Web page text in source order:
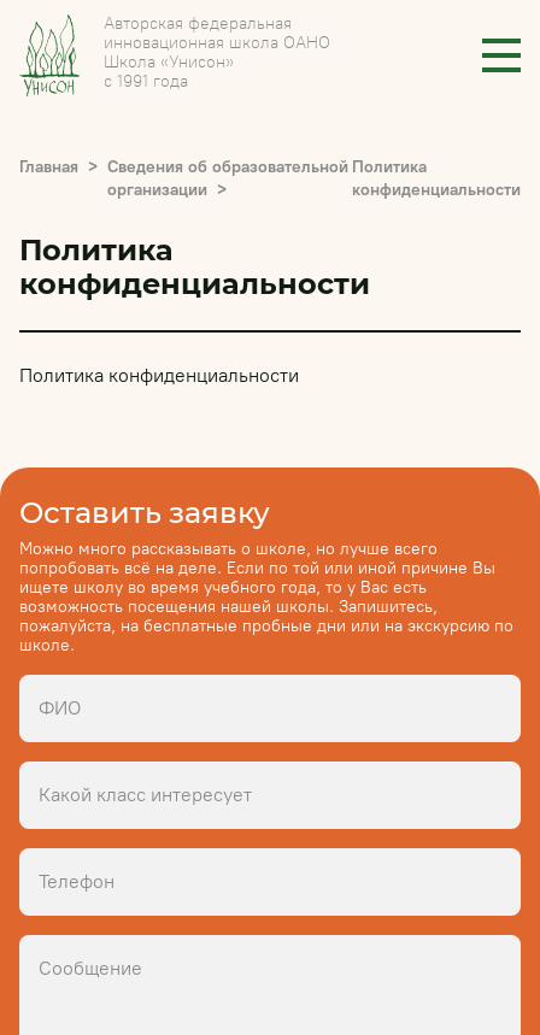
Авторская федеральная
инновационная школа ОАНО
Школа «Унисон»
с 1991 года
Главная
Сведения об образовательной
организации
Политика
конфиденциальности
Политика
конфиденциальности
Политика конфиденциальности
Оставить заявку
Можно много рассказывать о школе, но лучше всего
попробовать всё на деле. Если по той или иной причине Вы
ищете школу во время учебного года, то у Вас есть
возможность посещения нашей школы. Запишитесь,
пожалуйста, на бесплатные пробные дни или на экскурсию по
школе.